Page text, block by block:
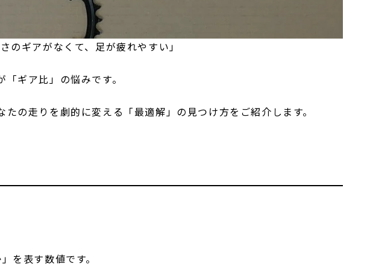
のギアがなくて、足が疲れやすい」
ギア比」の悩みです。
の走りを劇的に変える「最適解」の見つけ方をご紹介します。
を表す数値です。